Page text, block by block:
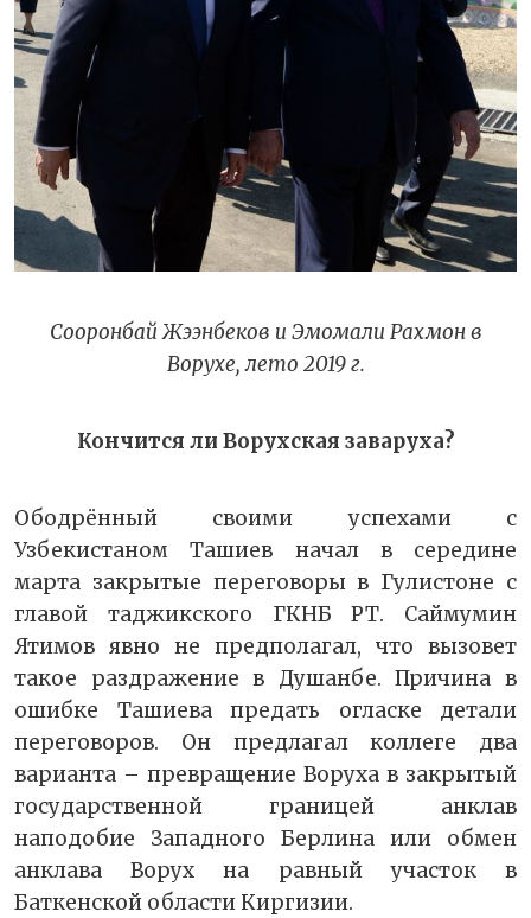
Сооронбай Жээнбеков и Эмомали Рахмон в
Ворухе, лето 2019 г.
Кончится ли Ворухская заваруха?
Ободрённый своими успехами с
Узбекистаном Ташиев начал в середине
марта закрытые переговоры в Гулистоне с
главой таджикского ГКНБ РТ. Саймумин
Ятимов явно не предполагал, что вызовет
такое раздражение в Душанбе. Причина в
ошибке Ташиева предать огласке детали
переговоров. Он предлагал коллеге два
варианта – превращение Воруха в закрытый
государственной границей анклав
наподобие Западного Берлина или обмен
анклава Ворух на равный участок в
Баткенской области Киргизии.